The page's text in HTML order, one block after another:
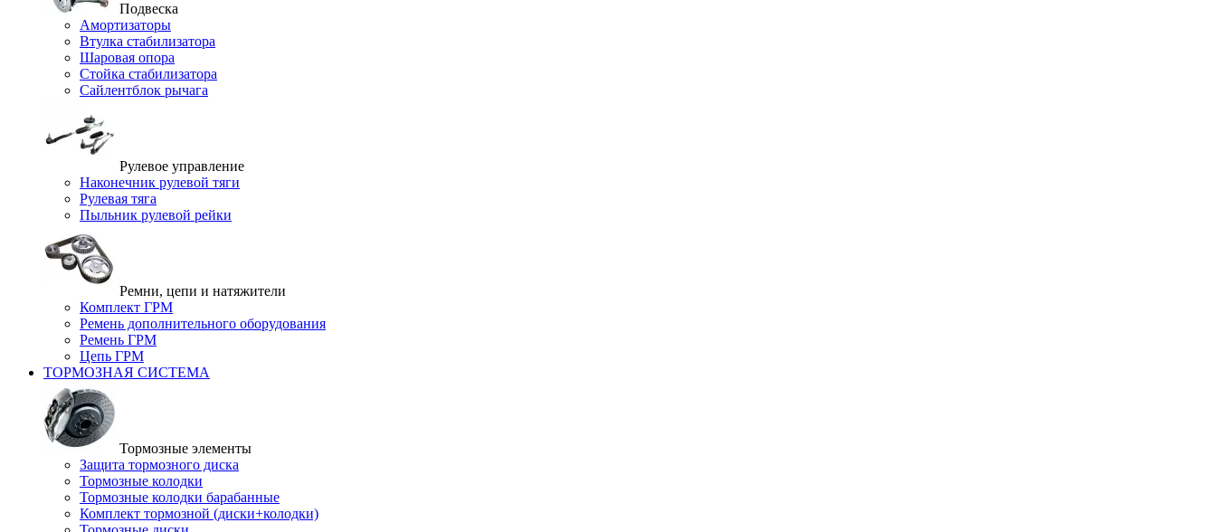
Подвеска
Амортизаторы
Втулка стабилизатора
Шаровая опора
Стойка стабилизатора
Сайлентблок рычага
Рулевое управление
Наконечник рулевой тяги
Рулевая тяга
Пыльник рулевой рейки
Ремни, цепи и натяжители
Комплект ГРМ
Ремень дополнительного оборудования
Ремень ГРМ
Цепь ГРМ
ТОРМОЗНАЯ СИСТЕМА
Тормозные элементы
Защита тормозного диска
Тормозные колодки
Тормозные колодки барабанные
Комплект тормозной (диски+колодки)